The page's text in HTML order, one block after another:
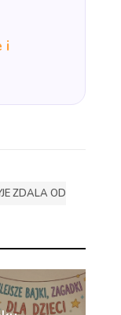
i
ZDALA OD